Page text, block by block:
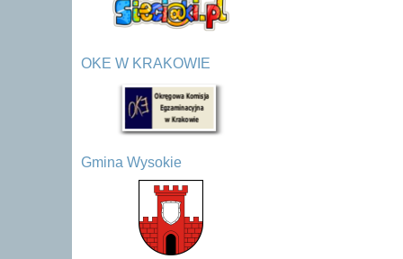
OKE W KRAKOWIE
Gmina Wysokie